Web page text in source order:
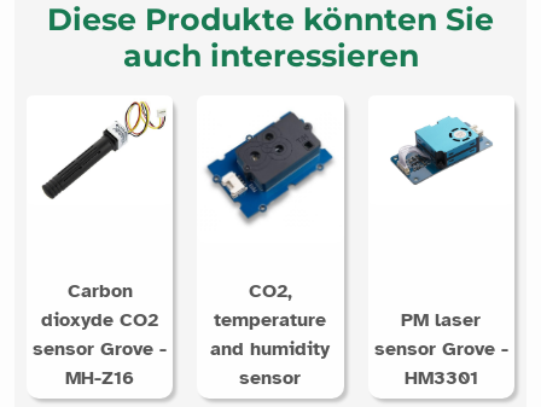
Diese Produkte könnten Sie
auch interessieren
Carbon
dioxyde CO2
sensor Grove -
MH-Z16
CO2,
temperature
and humidity
sensor
PM laser
sensor Grove -
HM3301